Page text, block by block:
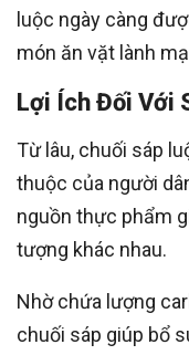
luộc ngày càng
món ăn vặt lành
Lợi Ích Đối Với
Từ lâu, chuối sáp
thuộc của người
nguồn thực phẩm
tượng khác nhau.
Nhờ chứa lượng
chuối sáp giúp bổ